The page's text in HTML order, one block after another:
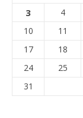
3 4
10
11
17
18
24
25
31